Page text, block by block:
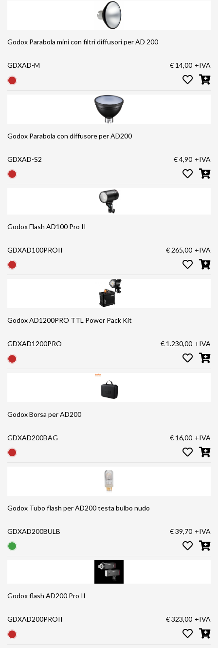
Godox Parabola mini con filtri diffusori per AD 200
GDXAD-M € 14,00 +IVA
Godox Parabola con diffusore per AD200
GDXAD-S2 € 4,90 +IVA
Godox Flash AD100 Pro II
GDXAD100PROII € 265,00 +IVA
Godox AD1200PRO TTL Power Pack Kit
GDXAD1200PRO € 1.230,00 +IVA
Godox Borsa per AD200
GDXAD200BAG € 16,00 +IVA
Godox Tubo flash per AD200 testa bulbo nudo
GDXAD200BULB € 39,70 +IVA
Godox flash AD200 Pro II
GDXAD200PROII € 323,00 +IVA